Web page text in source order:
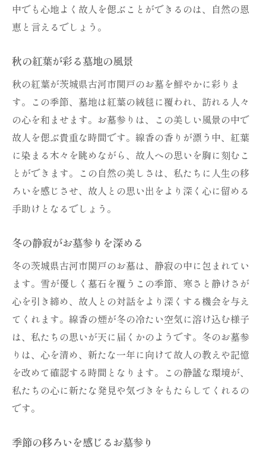
中でも心地よく故人を偲ぶことができるのは、自然の恩
恵と言えるでしょう。
秋の紅葉が彩る墓地の風景
秋の紅葉が茨城県古河市関戸のお墓を鮮やかに彩りま
す。この季節、墓地は紅葉の絨毯に覆われ、訪れる人々
の心を和ませます。お墓参りは、この美しい風景の中で
故人を偲ぶ貴重な時間です。線香の香りが漂う中、紅葉
に染まる木々を眺めながら、故人への思いを胸に刻むこ
とができます。この自然の美しさは、私たちに人生の移
ろいを感じさせ、故人との思い出をより深く心に留める
手助けとなるでしょう。
冬の静寂がお墓参りを深める
冬の茨城県古河市関戸のお墓は、静寂の中に包まれてい
ます。雪が優しく墓石を覆うこの季節、寒さと静けさが
心を引き締め、故人との対話をより深くする機会を与え
てくれます。線香の煙が冬の冷たい空気に溶け込む様子
は、私たちの思いが天に届くかのようです。冬のお墓参
りは、心を清め、新たな一年に向けて故人の教えや記憶
を改めて確認する時間となります。この静謐な環境が、
私たちの心に新たな発見や気づきをもたらしてくれるの
です。
季節の移ろいを感じるお墓参り